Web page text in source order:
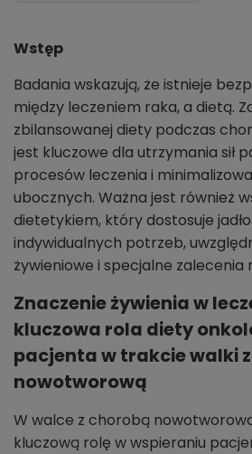
Wstęp
Badania wskazują, że istnieje
między leczeniem raka, a dietą.
zbilansowanej diety podczas
jest kluczowe dla utrzymania sił
procesów leczenia i
ubocznych. Ważna jest również
dietetykiem, który dostosuje
indywidualnych potrzeb,
żywieniowe i specjalne zalecenia
Znaczenie żywienia w
kluczowa rola diety
pacjenta w trakcie walki
nowotworową
W walce z chorobą
kluczową rolę w wspieraniu